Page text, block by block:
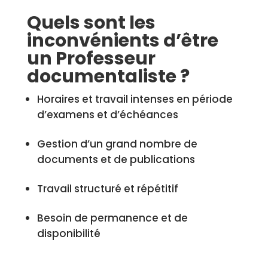
Quels sont les
inconvénients d’être
un Professeur
documentaliste ?
Horaires et travail intenses en période
d’examens et d’échéances
Gestion d’un grand nombre de
documents et de publications
Travail structuré et répétitif
Besoin de permanence et de
disponibilité